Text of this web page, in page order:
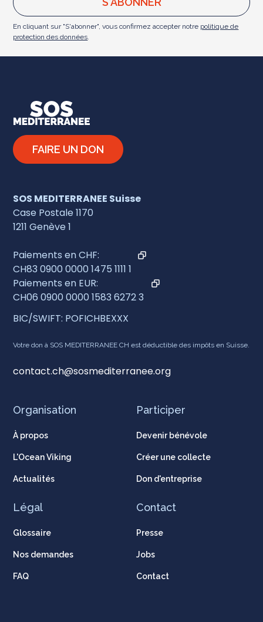
En cliquant sur "S'abonner", vous confirmez accepter notre politique de
protection des données.
FAIRE UN DON
Organisation
À propos
L'Ocean Viking
Actualités
Participer
Devenir bénévole
Créer une collecte
Don d'entreprise
Légal
Glossaire
Nos demandes
FAQ
Contact
Presse
Jobs
Contact
SOS MEDITERRANEE Suisse
Case Postale 1170
1211 Genève 1
Paiements en CHF:
CH83 0900 0000 1475 1111 1
Paiements en EUR:
CH06 0900 0000 1583 6272 3
BIC/SWIFT: POFICHBEXXX
Votre don à SOS MEDITERRANEE CH est déductible des impôts en Suisse.
contact.ch@sosmediterranee.org